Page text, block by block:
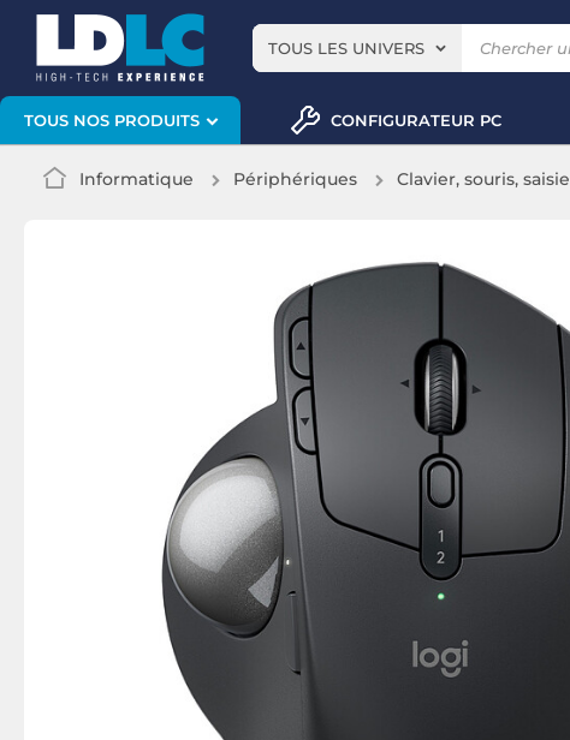
TOUS LES UNIVERS
TOUS NOS PRODUITS CONFIGURATEUR PC
Informatique Périphériques Clavier, souris, saisie